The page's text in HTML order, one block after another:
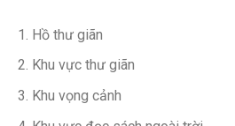
Hồ thư giãn
Khu vực thư giãn
Khu vọng cảnh